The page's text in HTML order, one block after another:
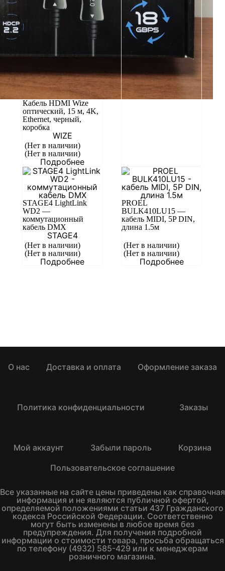
Кабель HDMI Wize
оптический, 15 м, 4K,
Ethernet, черный,
коробка
WIZE
(Нет в наличии)
(Нет в наличии)
Подробнее
STAGE4 LightLink
WD2 —
коммутационный
кабель DMX
STAGE4
(Нет в наличии)
(Нет в наличии)
Подробнее
PROEL
BULK410LU15 —
кабель MIDI, 5P DIN,
длина 1.5м
(Нет в наличии)
(Нет в наличии)
Подробнее
О нас Доставка и оплата Оформление заказа
Политика конфиденциальности Заказы
Мой аккаунт Забыли пароль
Корзина
Пользовательское соглашение
Все указанные на сайте цены приведены как справочная
информация и не являются публичной офертой,
определяемой положениями статьи 437 Гражданского
кодекса Российской Федерации. Соответственно
могут быть изменены в любое время без
предупреждения. Для получения подробной
информации о стоимости товара, просьба обращаться
по телефону (4932) 585-429 или к менеджерам
розничного магазина.